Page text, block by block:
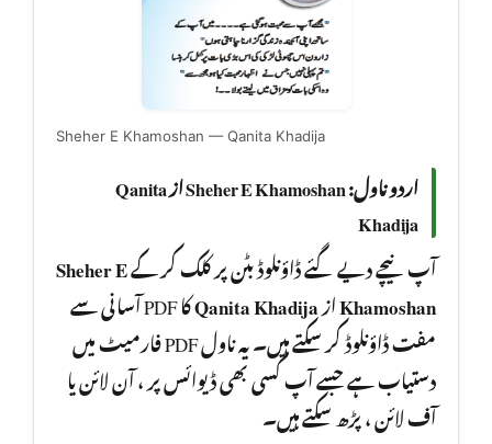
Sheher E Khamoshan — Qanita Khadija
اردو ناول: Sheher E Khamoshan از Qanita
Khadija
آپ نیچے دیے گئے ڈاؤنلوڈ بٹن پر کلک کر کےSheher E
KhamoshanازQanita Khadija
کا PDF آسانی سے
مفت ڈاؤنلوڈ کر سکتے ہیں۔ یہ ناول PDF فارمیٹ میں
دستیاب ہے جسے آپ کسی بھی ڈیوائس پر ، آن لائن یا
آف لائن ، پڑھ سکتے ہیں۔